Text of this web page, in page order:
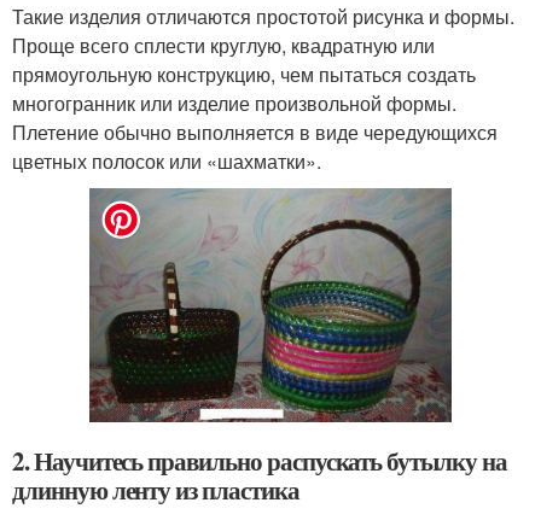
Такие изделия отличаются простотой рисунка и формы.
Проще всего сплести круглую, квадратную или
прямоугольную конструкцию, чем пытаться создать
многогранник или изделие произвольной формы.
Плетение обычно выполняется в виде чередующихся
цветных полосок или «шахматки».
2. Научитесь правильно распускать бутылку на
длинную ленту из пластика